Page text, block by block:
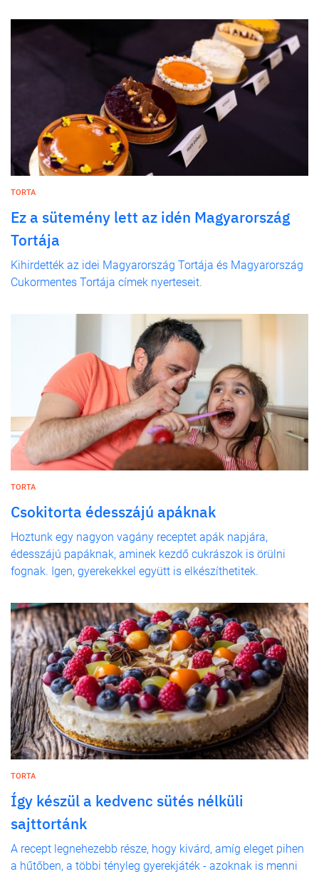
TORTA
Ez a sütemény lett az idén Magyarország
Tortája
Kihirdették az idei Magyarország Tortája és Magyarország
Cukormentes Tortája címek nyerteseit.
TORTA
Csokitorta édesszájú apáknak
Hoztunk egy nagyon vagány receptet apák napjára,
édesszájú papáknak, aminek kezdő cukrászok is örülni
fognak. Igen, gyerekekkel együtt is elkészíthetitek.
TORTA
Így készül a kedvenc sütés nélküli
sajttortánk
A recept legnehezebb része, hogy kivárd, amíg eleget pihen
a hűtőben, a többi tényleg gyerekjáték - azoknak is menni